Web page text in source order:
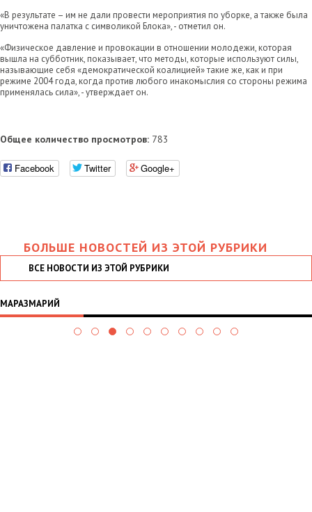
«В результате – им не дали провести мероприятия по уборке, а также была
уничтожена палатка с символикой Блока», - отметил он.
«Физическое давление и провокации в отношении молодежи, которая
вышла на субботник, показывает, что методы, которые используют силы,
называющие себя «демократической коалицией» такие же, как и при
режиме 2004 года, когда против любого инакомыслия со стороны режима
применялась сила», - утверждает он.
Общее количество просмотров: 783
Facebook Twitter Google+
БОЛЬШЕ НОВОСТЕЙ ИЗ ЭТОЙ РУБРИКИ
ВСЕ НОВОСТИ ИЗ ЭТОЙ РУБРИКИ
МАРАЗМАРИЙ